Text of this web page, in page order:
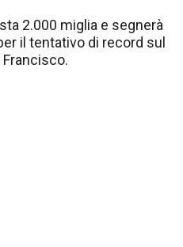
2.000 miglia e segnerà
il tentativo di record sul